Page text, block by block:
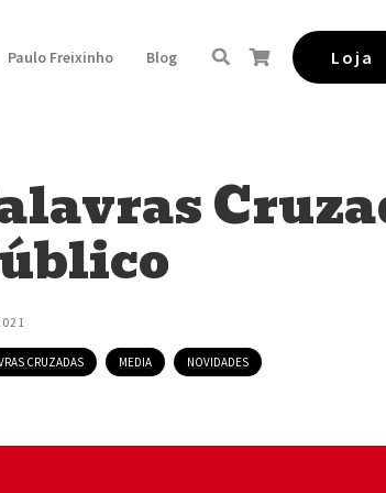
Paulo Freixinho Blog Loja
CRUZADAS MEDIA NOVIDADES